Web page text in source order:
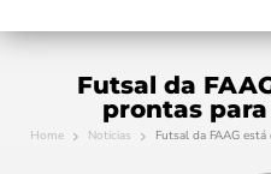
Futsal da
prontas
Home Notícias Futsal da FAAG